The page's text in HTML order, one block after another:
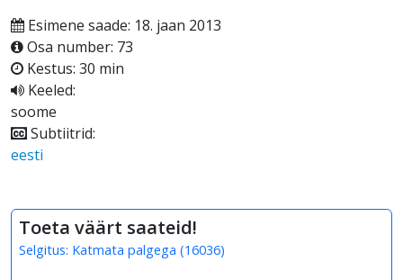
Esimene saade: 18. jaan 2013
Osa number: 73
Kestus: 30 min
Keeled:
soome
Subtiitrid:
eesti
Toeta väärt saateid!
Selgitus: Katmata palgega (16036)